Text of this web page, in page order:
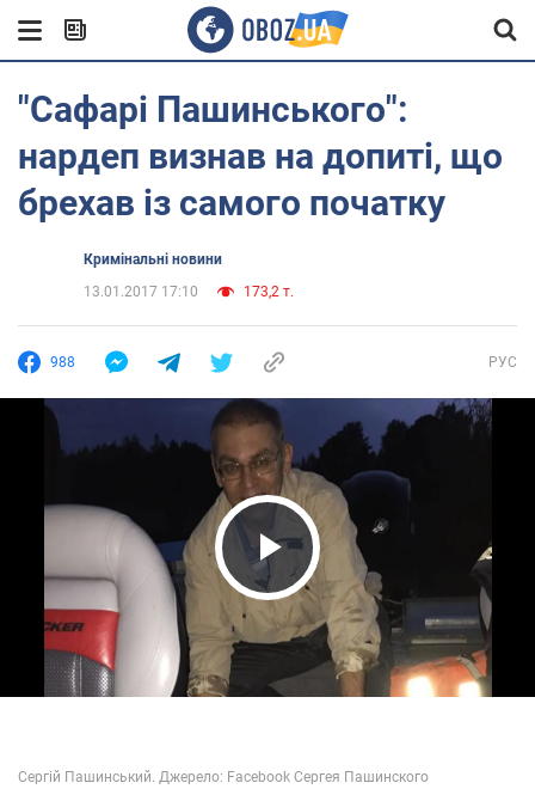
"Сафарі Пашинського":
нардеп визнав на допиті, що
брехав із самого початку
Кримінальні новини
13.01.2017 17:10
173,2 т.
988 РУС
Play Video